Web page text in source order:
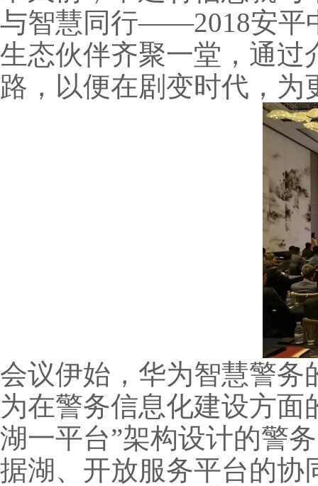
与智慧同行——2018安平
生态伙伴齐聚一堂，通过
路，以便在剧变时代，
会议伊始，华为智慧警务
为在警务信息化建设方面
湖一平台”架构设计的警
据湖、开放服务平台的协